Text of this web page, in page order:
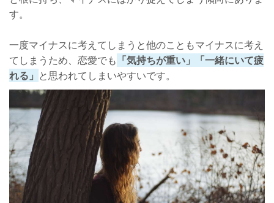
す。
一度マイナスに考えてしまうと他のこともマイナスに考え
てしまうため、恋愛でも 「気持ちが重い」「一緒にいて疲
れる」 と思われてしまいやすいです。